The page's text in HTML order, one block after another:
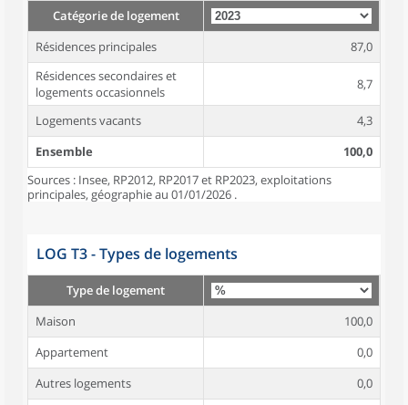
Catégorie de logement
Résidences principales
87,0
Résidences secondaires et
logements occasionnels
8,7
Logements vacants
4,3
Ensemble
100,0
Sources : Insee, RP2012, RP2017 et RP2023, exploitations
principales, géographie au 01/01/2026 .
LOG T3 - Types de logements
Type de logement
Maison
100,0
Appartement
0,0
Autres logements
0,0